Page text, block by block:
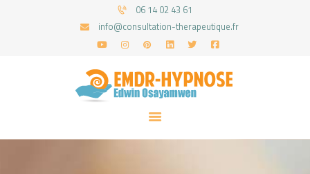
06 14 02 43 61
info@consultation-therapeutique.fr
ACCUEIL
MON APPROCHE
ARTICLES